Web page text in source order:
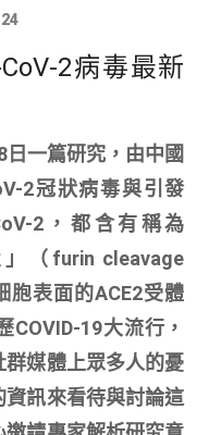
2病毒最新
一篇研究，由中國
2冠狀病毒與引發
2，都含有稱為
（furin cleavage
表面的ACE2受體
19大流行，
媒體上眾多人的憂
訊來看待與討論這